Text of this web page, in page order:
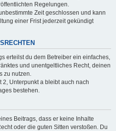
Regelungen.
Zeit geschlossen und kann
einer Frist jederzeit gekündigt
erteilst du dem Betreiber ein einfaches,
und unentgeltliches Recht, deinen
zu nutzen.
2, Unterpunkt a bleibt auch nach
bestehen.
Beitrags, dass er keine Inhalte
oder die guten Sitten verstoßen. Du